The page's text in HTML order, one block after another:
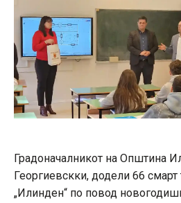
Градоначалникот на Општина
Георгиевскки, додели 66
„Илинден“ по повод